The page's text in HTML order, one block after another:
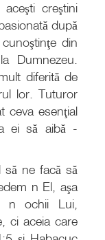
creştini
după
din
Dumnezeu.
diferită de
lor. Tuturor
ceva esenţial
ei să aibă -
ne facă să
n El, aşa
n ochii Lui,
ci aceia care